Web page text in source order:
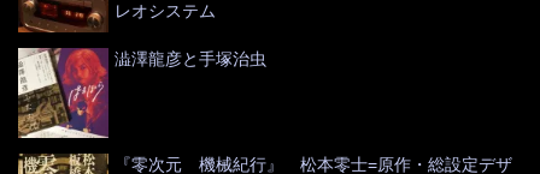
レオシステム
澁澤龍彦と手塚治虫
『零次元 機械紀行』 松本零士=原作・総設定デザ